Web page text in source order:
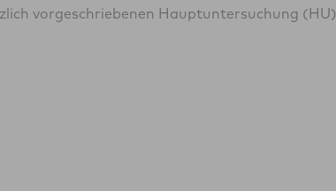
vorgeschriebenen Hauptuntersuchung (HU)